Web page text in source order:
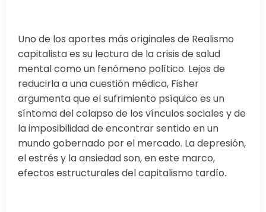
Uno de los aportes más originales de Realismo
capitalista es su lectura de la crisis de salud
mental como un fenómeno político. Lejos de
reducirla a una cuestión médica, Fisher
argumenta que el sufrimiento psíquico es un
síntoma del colapso de los vínculos sociales y de
la imposibilidad de encontrar sentido en un
mundo gobernado por el mercado. La depresión,
el estrés y la ansiedad son, en este marco,
efectos estructurales del capitalismo tardío.